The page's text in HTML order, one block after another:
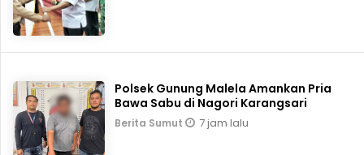
Polsek Gunung Malela Amankan Pria
Bawa Sabu di Nagori Karangsari
Berita Sumut 7 jam lalu